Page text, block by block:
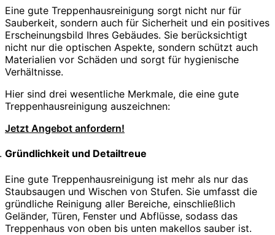
Eine gute Treppenhausreinigung sorgt nicht nur für
Sauberkeit, sondern auch für Sicherheit und ein positives
Erscheinungsbild Ihres Gebäudes. Sie berücksichtigt
nicht nur die optischen Aspekte, sondern schützt auch
Materialien vor Schäden und sorgt für hygienische
Verhältnisse.
Hier sind drei wesentliche Merkmale, die eine gute
Treppenhausreinigung auszeichnen:
Jetzt Angebot anfordern!
Gründlichkeit und Detailtreue
Eine gute Treppenhausreinigung ist mehr als nur das
Staubsaugen und Wischen von Stufen. Sie umfasst die
gründliche Reinigung aller Bereiche, einschließlich
Geländer, Türen, Fenster und Abflüsse, sodass das
Treppenhaus von oben bis unten makellos sauber ist.